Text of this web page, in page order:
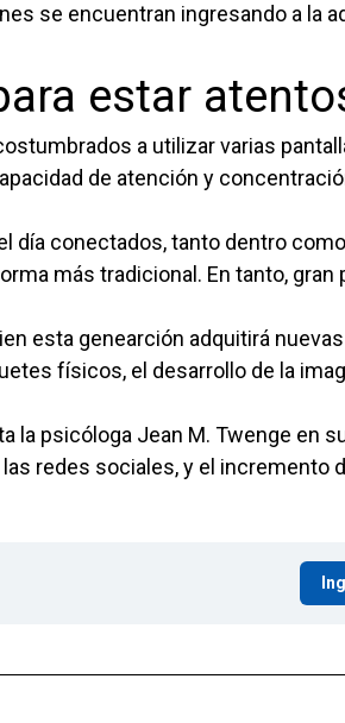
se encuentran ingresando a la
estar
a utilizar varias
de atención y
día conectados, tanto dentro
más tradicional. En tanto, gran
esta genearción adquitirá
físicos, el desarrollo de la
la psicóloga Jean M. Twenge en
redes sociales, y el incremento